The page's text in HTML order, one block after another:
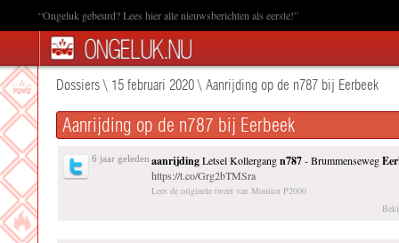
“Ongeluk gebeurd? Lees hier alle nieuwsberichten als eerste!”
Dossiers\ 15 februari 2020\ Aanrijding op de n787 bij Eerbeek
Aanrijding op de n787 bij Eerbeek
6 jaar geleden aanrijdingLetsel Kollergangn787- Brummenseweg
https://t.co/Grg2bTMSra
Lees de originele tweet van Monitor P2000